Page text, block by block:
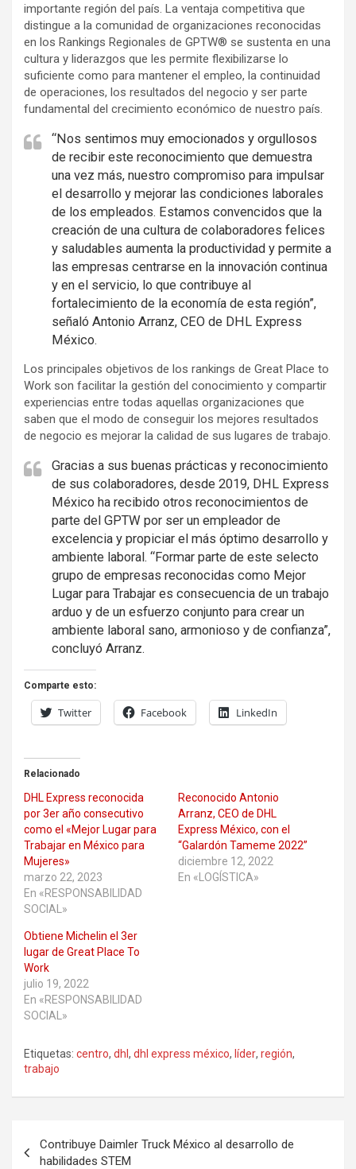
importante región del país. La ventaja competitiva que
distingue a la comunidad de organizaciones reconocidas
en los Rankings Regionales de GPTW® se sustenta en una
cultura y liderazgos que les permite flexibilizarse lo
suficiente como para mantener el empleo, la continuidad
de operaciones, los resultados del negocio y ser parte
fundamental del crecimiento económico de nuestro país.
“Nos sentimos muy emocionados y orgullosos
de recibir este reconocimiento que demuestra
una vez más, nuestro compromiso para impulsar
el desarrollo y mejorar las condiciones laborales
de los empleados. Estamos convencidos que la
creación de una cultura de colaboradores felices
y saludables aumenta la productividad y permite a
las empresas centrarse en la innovación continua
y en el servicio, lo que contribuye al
fortalecimiento de la economía de esta región”,
señaló Antonio Arranz, CEO de DHL Express
México.
Los principales objetivos de los rankings de Great Place to
Work son facilitar la gestión del conocimiento y compartir
experiencias entre todas aquellas organizaciones que
saben que el modo de conseguir los mejores resultados
de negocio es mejorar la calidad de sus lugares de trabajo.
Gracias a sus buenas prácticas y reconocimiento
de sus colaboradores, desde 2019, DHL Express
México ha recibido otros reconocimientos de
parte del GPTW por ser un empleador de
excelencia y propiciar el más óptimo desarrollo y
ambiente laboral. “Formar parte de este selecto
grupo de empresas reconocidas como Mejor
Lugar para Trabajar es consecuencia de un trabajo
arduo y de un esfuerzo conjunto para crear un
ambiente laboral sano, armonioso y de confianza”,
concluyó Arranz.
Comparte esto:
Twitter Facebook LinkedIn
Relacionado
DHL Express reconocida
por 3er año consecutivo
como el «Mejor Lugar para
Trabajar en México para
Mujeres»
marzo 22, 2023
En «RESPONSABILIDAD
SOCIAL»
Reconocido Antonio
Arranz, CEO de DHL
Express México, con el
“Galardón Tameme 2022”
diciembre 12, 2022
En «LOGÍSTICA»
Obtiene Michelin el 3er
lugar de Great Place To
Work
julio 19, 2022
En «RESPONSABILIDAD
SOCIAL»
Etiquetas: centro, dhl , dhl express méxico, líder, región,
trabajo
de
Contribuye Daimler Truck México al desarrollo de
habilidades STEM